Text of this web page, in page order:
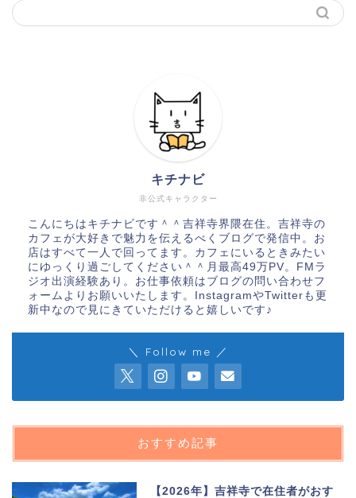
非公式キャラクター
キチナビ
こんにちはキチナビです＾＾吉祥寺界隈在住。吉祥寺の
カフェが大好きで魅力を伝えるべくブログで発信中。お
店はすべて一人で回ってます。カフェにいるときみたい
にゆっくり過ごしてください＾＾月最高49万PV。FMラ
ジオ出演経験あり。お仕事依頼はブログの問い合わせフ
ォームよりお願いいたします。InstagramやTwitterも更
新中なので見にきていただけると嬉しいです♪
＼ Follow me ／
おすすめ記事
【2026年】吉祥寺で在住者がおす